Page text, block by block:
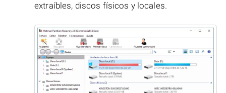
extraíbles, discos físicos y locales.